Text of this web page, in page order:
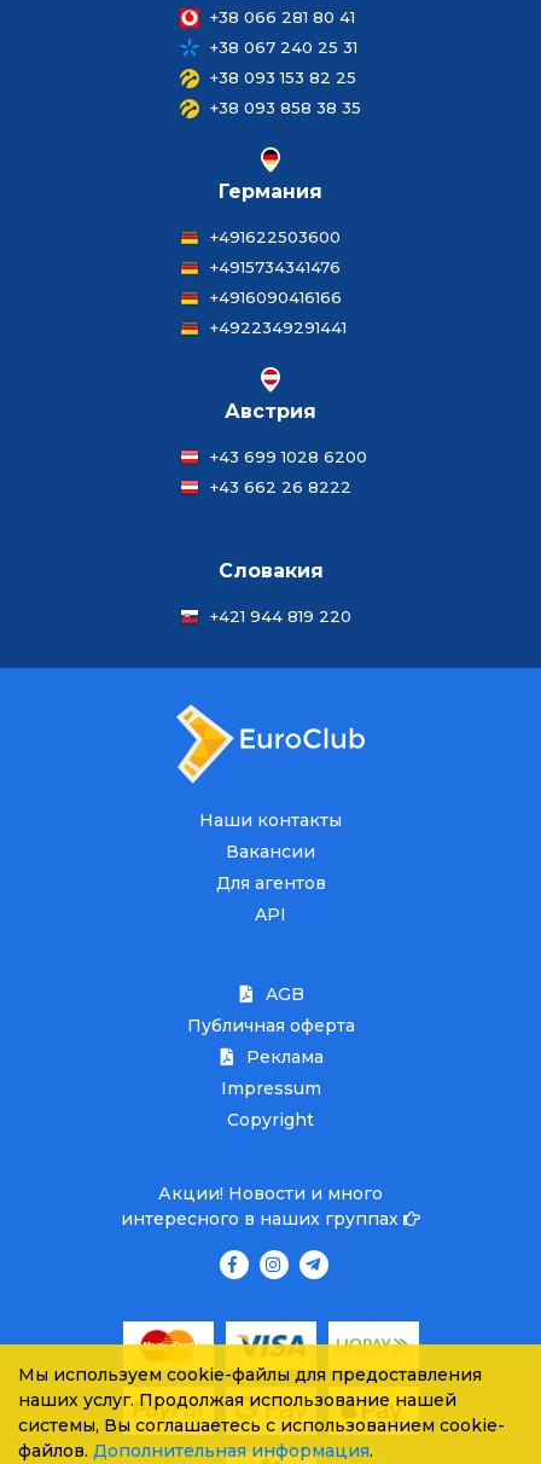
+38 066 281 80 41
+38 067 240 25 31
+38 093 153 82 25
+38 093 858 38 35
Германия
+491622503600
+4915734341476
+4916090416166
+4922349291441
Австрия
+43 699 1028 6200
+43 662 26 8222
Словакия
+421 944 819 220
Наши контакты
Вакансии
Для агентов
API
AGB
Публичная оферта
Реклама
Impressum
Copyright
Акции! Новости и много
интересного в наших группах
Мы используем cookie-файлы для предоставления
наших услуг. Продолжая использование нашей
системы, Вы соглашаетесь с использованием cookie-
файлов. Дополнительная информация.